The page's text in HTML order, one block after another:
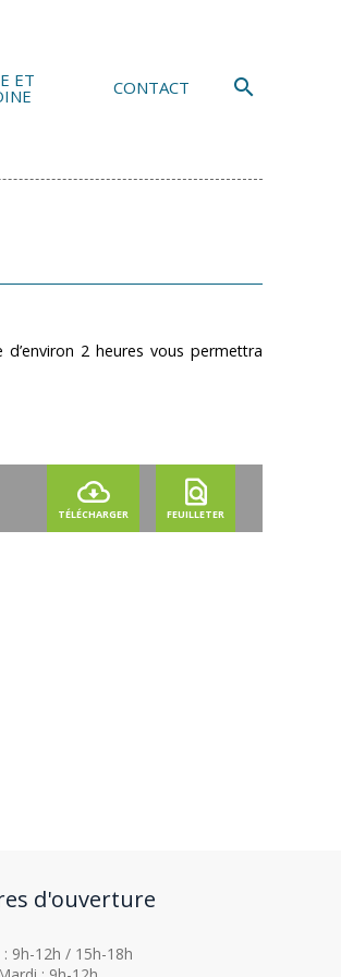
ET CONTACT search
2 heures vous permettra
cloud_download
TÉLÉCHARGER
find_in_page
FEUILLETER
d'ouverture
: 9h-12h / 15h-18h